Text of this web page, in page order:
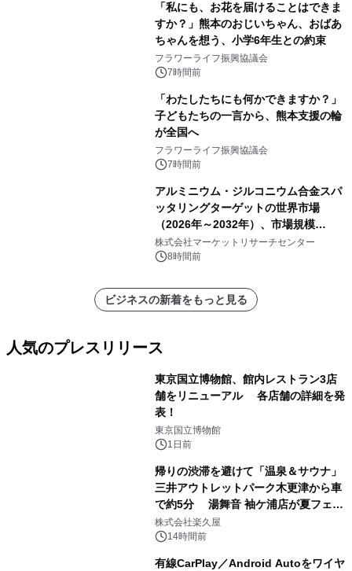
「私にも、お花を届けることはできま
すか？」熊本のおじいちゃん、おばあ
ちゃんを想う、小学6年生との約束
フラワーライフ振興協議会
7時間前
「わたしたちにも何かできますか？」
子どもたちの一言から、熊本支援の輪
が全国へ
フラワーライフ振興協議会
7時間前
アルミニウム・ジルコニウム合金スパ
ッタリングターゲットの世界市場
（2026年～2032年）、市場規模
（0.995、0.999、その他）・分析レポ
ートを発表
株式会社マーケットリサーチセンター
8時間前
ビジネスの新着をもっと見る
人気のプレスリリース
東京国立博物館、館内レストラン3店
舗をリニューアル 各店舗の詳細を発
表！
東京国立博物館
1日前
帰りの渋滞を避けて「温泉＆サウナ」
三井アウトレットパーク木更津から車
で約5分 湯舞音 袖ケ浦店が夏フェア
メニューを提供
株式会社楽久屋
14時間前
有線CarPlay／Android Autoをワイヤ